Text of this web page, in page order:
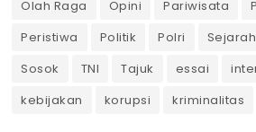
Olah Raga
Opini Pariwisata
Peristiwa
Politik Polri Sejarah
Sosok
TNI Tajuk essai
kebijakan
korupsi kriminalitas